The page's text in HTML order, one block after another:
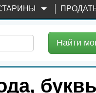
Найти